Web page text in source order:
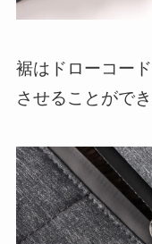
裾はドローコー
させることができ